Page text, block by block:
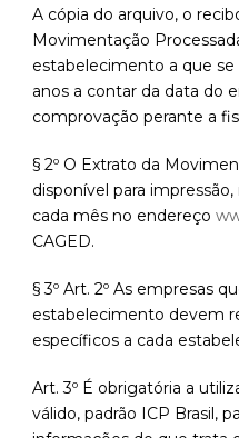
A cópia do arquivo, o
Movimentação
estabelecimento a que
anos a contar da data do
comprovação perante a
§ 2º O Extrato da
disponível para
cada mês no endereço
CAGED.
§ 3º Art. 2º As empresas
estabelecimento devem
específicos a cada
Art. 3º É obrigatória a
válido, padrão ICP Brasil,